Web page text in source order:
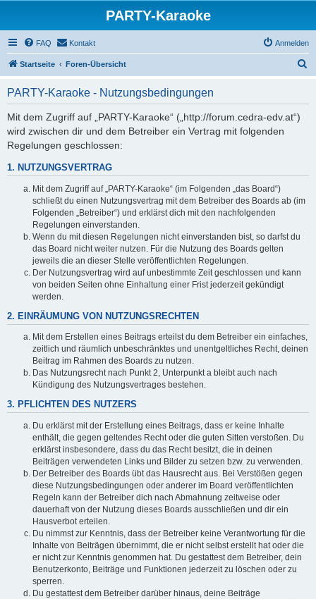
PARTY-Karaoke
FAQ Kontakt Anmelden
Startseite Foren-Übersicht
PARTY-Karaoke - Nutzungsbedingungen
Mit dem Zugriff auf „PARTY-Karaoke“ („http://forum.cedra-edv.at“)
wird zwischen dir und dem Betreiber ein Vertrag mit folgenden
Regelungen geschlossen:
1. NUTZUNGSVERTRAG
Mit dem Zugriff auf „PARTY-Karaoke“ (im Folgenden „das Board“)
schließt du einen Nutzungsvertrag mit dem Betreiber des Boards ab (im
Folgenden „Betreiber“) und erklärst dich mit den nachfolgenden
Regelungen einverstanden.
Wenn du mit diesen Regelungen nicht einverstanden bist, so darfst du
das Board nicht weiter nutzen. Für die Nutzung des Boards gelten
jeweils die an dieser Stelle veröffentlichten Regelungen.
Der Nutzungsvertrag wird auf unbestimmte Zeit geschlossen und kann
von beiden Seiten ohne Einhaltung einer Frist jederzeit gekündigt
werden.
2. EINRÄUMUNG VON NUTZUNGSRECHTEN
Mit dem Erstellen eines Beitrags erteilst du dem Betreiber ein einfaches,
zeitlich und räumlich unbeschränktes und unentgeltliches Recht, deinen
Beitrag im Rahmen des Boards zu nutzen.
Das Nutzungsrecht nach Punkt 2, Unterpunkt a bleibt auch nach
Kündigung des Nutzungsvertrages bestehen.
3. PFLICHTEN DES NUTZERS
Du erklärst mit der Erstellung eines Beitrags, dass er keine Inhalte
enthält, die gegen geltendes Recht oder die guten Sitten verstoßen. Du
erklärst insbesondere, dass du das Recht besitzt, die in deinen
Beiträgen verwendeten Links und Bilder zu setzen bzw. zu verwenden.
Der Betreiber des Boards übt das Hausrecht aus. Bei Verstößen gegen
diese Nutzungsbedingungen oder anderer im Board veröffentlichten
Regeln kann der Betreiber dich nach Abmahnung zeitweise oder
dauerhaft von der Nutzung dieses Boards ausschließen und dir ein
Hausverbot erteilen.
Du nimmst zur Kenntnis, dass der Betreiber keine Verantwortung für die
Inhalte von Beiträgen übernimmt, die er nicht selbst erstellt hat oder die
er nicht zur Kenntnis genommen hat. Du gestattest dem Betreiber, dein
Benutzerkonto, Beiträge und Funktionen jederzeit zu löschen oder zu
sperren.
Du gestattest dem Betreiber darüber hinaus, deine Beiträge